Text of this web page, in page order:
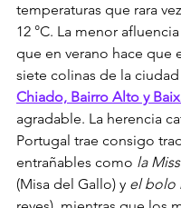
temperaturas que rara
12 °C. La menor
que en verano hace que
siete colinas de la ciudad
Chiado, Bairro Alto y
agradable. La herencia
Portugal trae consigo
entrañables como la
(Misa del Gallo) y el bolo